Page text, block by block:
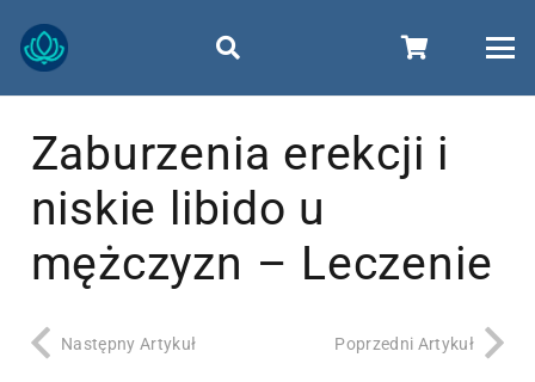
Zaburzenia erekcji i
niskie libido u
mężczyzn – Leczenie
Następny Artykuł Poprzedni Artykuł